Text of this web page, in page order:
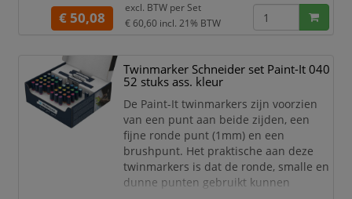
dikkere punten gebruikt kunnen
worden om grotere schrijf- en
egaal in te kleuren. Zo haal je met de
twinmarkers verschillende functies in
€ 50,08
excl. BTW per Set
€ 60,60 incl. 21% BTW
Twinmarker Schneider set Paint-It 040
52 stuks ass. kleur
De Paint-It twinmarkers zijn voorzien
van een punt aan beide zijden, een
fijne ronde punt (1mm) en een
brushpunt. Het praktische aan deze
twinmarkers is dat de ronde, smalle en
dunne punten gebruikt kunnen